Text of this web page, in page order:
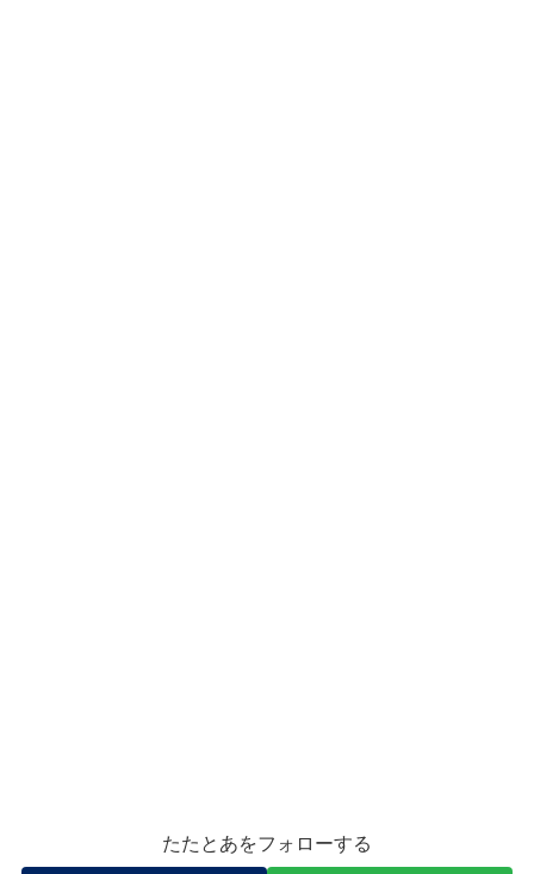
たたとあをフォローする